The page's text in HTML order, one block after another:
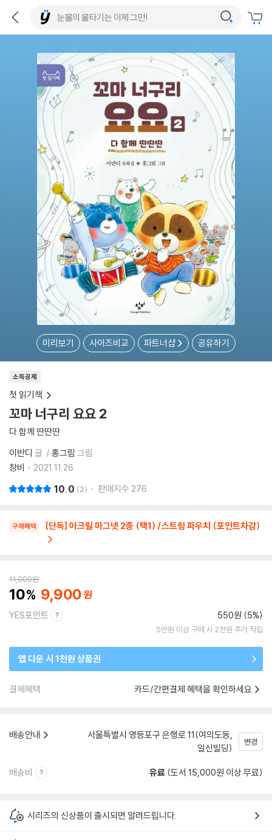
미리보기 사이즈비교 파트너샵 공유하기
소득공제
첫 읽기책
꼬마 너구리 요요 2
다 함께 딴딴딴
이반디 글 홍그림 그림
창비
2021.11.26.
10.0 2 판매지수 276
구매혜택 [단독] 아크릴 마그넷 2종 (택1) /스트링 파우치 (포인트차감)
11,000원
10 9,900
YES포인트 550원 (5%)
5만원 이상 구매 시 2천원 추가 적립
앱 다운 시 1천원 상품권
결제혜택 카드/간편결제 혜택을 확인하세요
배송안내
서울특별시 영등포구 은행로 11(여의도동,
일신빌딩)
변경
배송비 유료 (도서 15,000원 이상 무료)
시리즈의 신상품이 출시되면 알려드립니다.